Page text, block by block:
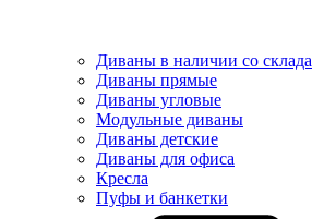
Диваны в наличии со склада
Диваны прямые
Диваны угловые
Модульные диваны
Диваны детские
Диваны для офиса
Кресла
Пуфы и банкетки